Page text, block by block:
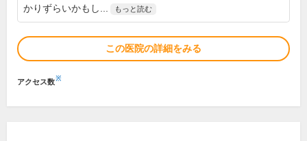
かりずらいかもし...
もっと読む
この医院の詳細をみる
アクセス数※